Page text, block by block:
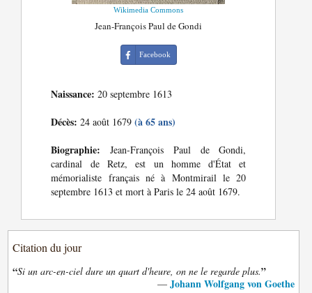
Wikimedia Commons
Jean-François Paul de Gondi
Facebook
Naissance: 20 septembre 1613
Décès: 24 août 1679(à 65 ans)
Biographie: Jean-François Paul de Gondi,
cardinal de Retz, est un homme d'État et
mémorialiste français né à Montmirail le 20
septembre 1613 et mort à Paris le 24 août 1679.
Citation du jour
“Si un arc-en-ciel dure un quart d'heure, on ne le regarde plus.”
— Johann Wolfgang von Goethe